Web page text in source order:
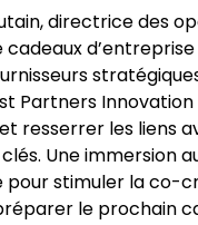
directrice des
d’entreprise
Partners
resserrer les liens
Une immersion
pour stimuler la co-
le prochain